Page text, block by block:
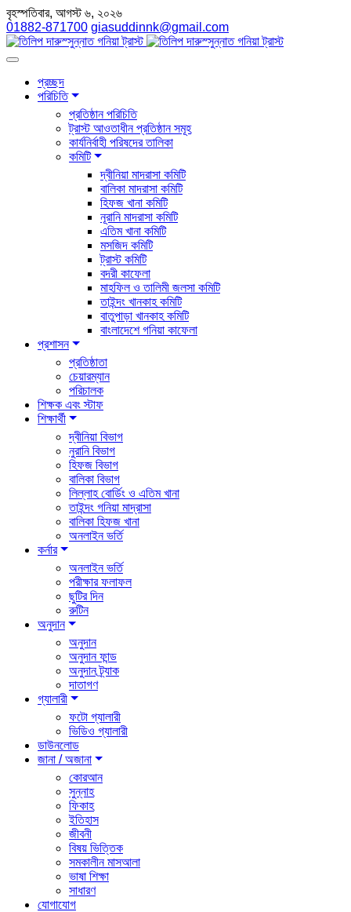
বৃহস্পতিবার, আগস্ট ৬, ২০২৬
01882-871700 giasuddinnk@gmail.com
প্রচ্ছদ
পরিচিতি
প্রতিষ্ঠান পরিচিতি
ট্রাস্ট আওতাধীন প্রতিষ্ঠান সমূহ
কার্যনির্বাহী পরিষদের তালিকা
কমিটি
দ্বীনিয়া মাদরাসা কমিটি
বালিকা মাদরাসা কমিটি
হিফজ খানা কমিটি
নূরানি মাদরাসা কমিটি
এতিম খানা কমিটি
মসজিদ কমিটি
ট্রাস্ট কমিটি
বদরী কাফেলা
মাহফিল ও তালিমী জলসা কমিটি
তাইন্দং খানকাহ কমিটি
বাতুপাড়া খানকাহ কমিটি
বাংলাদেশে গনিয়া কাফেলা
প্রশাসন
প্রতিষ্ঠাতা
চেয়ারম্যান
পরিচালক
শিক্ষক এবং স্টাফ
শিক্ষার্থী
দ্বীনিয়া বিভাগ
নুরানি বিভাগ
হিফজ বিভাগ
বালিকা বিভাগ
লিল্লাহ বোর্ডিং ও এতিম খানা
তাইন্দং গনিয়া মাদ্রাসা
বালিকা হিফজ খানা
অনলাইন ভর্তি
কর্নার
অনলাইন ভর্তি
পরীক্ষার ফলাফল
ছুটির দিন
রুটিন
অনুদান
অনুদান
অনুদান ফান্ড
অনুদান ট্র্যাক
দাতাগণ
গ্যালারী
ফটো গ্যালারী
ভিডিও গ্যালারী
ডাউনলোড
জানা / অজানা
কোরআন
সুন্নাহ
ফিকাহ
ইতিহাস
জীবনী
বিষয় ভিত্তিক
সমকালীন মাসআলা
ভাষা শিক্ষা
সাধারণ
যোগাযোগ